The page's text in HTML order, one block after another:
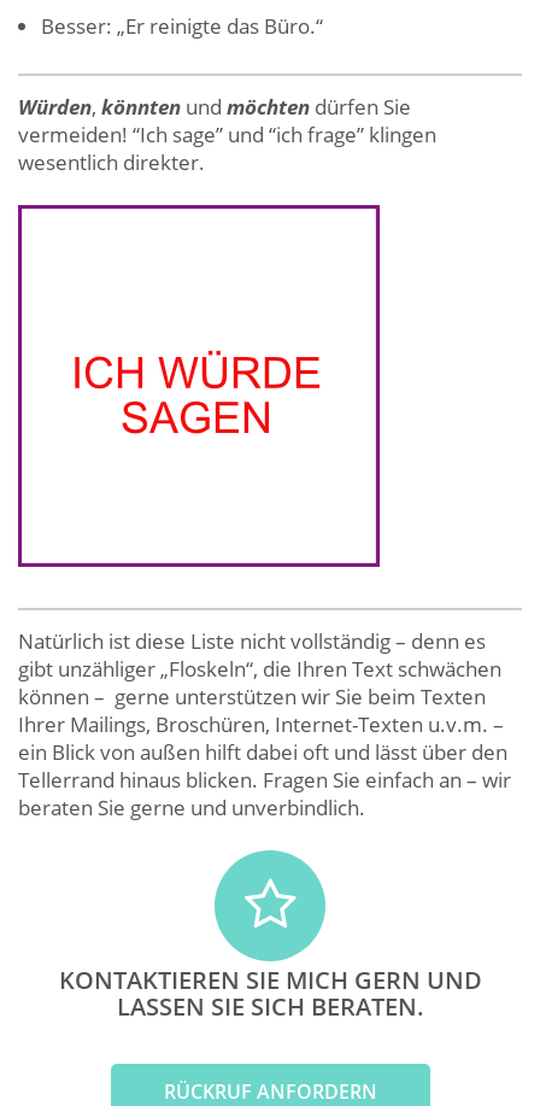
Besser: „Er reinigte das Büro.“
Würden, könnten und möchten dürfen Sie
vermeiden! “Ich sage” und “ich frage” klingen
wesentlich direkter.
Natürlich ist diese Liste nicht vollständig – denn es
gibt unzähliger „Floskeln“, die Ihren Text schwächen
können – gerne unterstützen wir Sie beim Texten
Ihrer Mailings, Broschüren, Internet-Texten u.v.m. –
ein Blick von außen hilft dabei oft und lässt über den
Tellerrand hinaus blicken. Fragen Sie einfach an – wir
beraten Sie gerne und unverbindlich.
KONTAKTIEREN SIE MICH GERN UND
LASSEN SIE SICH BERATEN.
RÜCKRUF ANFORDERN